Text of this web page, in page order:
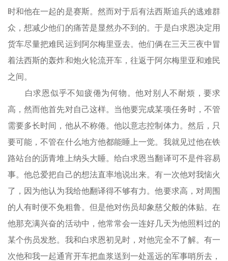
时和他在一起的是赛斯。然而对于后有法西斯追兵的逃难群
众，想减少他们的痛苦是显然办不到的。于是白求恩决定用
货车尽量把难民运到阿尔梅里亚去。他们俩在三天三夜中冒
着法西斯的轰炸和炮火轮流开车，往返于阿尔梅里亚和难民
之间。
白求恩似乎不知疲倦为何物。他对别人不耐烦，要求
高，然而他首先对自己这样。当他要完成某项任务时，不管
需要多长时间，他从不称倦。他以意志控制体力。然后，只
要可能，不管在什么地方他都能睡上一觉。我就见过他在铁
路站台的沥青堆上纳头大睡。给白求恩当翻译可不是件容易
事。他总爱把自己的想法直率地说出来。有一次他对我恼火
了，因为他认为我给他翻译得不够有力。他要求高，对周围
的人有时便不免粗鲁。但是他对伤员却象慈父般的体贴。在
他那充满兴奋的活动中，他常常会一连好几天为他照料过的
某个伤员发愁。我和白求恩初见时，对他完全不了解。有一
次他和我一起通宵开车把血浆送到一处遥远的军事哨所去，